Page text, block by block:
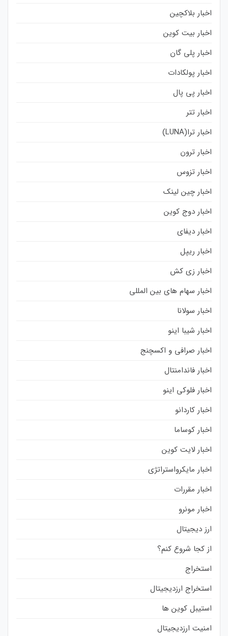
اخبار بلاکچین
اخبار بیت کوین
اخبار پلی گان
اخبار پولکادات
اخبار پی پال
اخبار تتر
اخبار ترا(LUNA)
اخبار ترون
اخبار تزوس
اخبار چین لینک
اخبار دوج کوین
اخبار دیفای
اخبار ریپل
اخبار زی کش
اخبار سهام های بین المللی
اخبار سولانا
اخبار شیبا اینو
اخبار صرافی و اکسچنج
اخبار فاندامنتال
اخبار فلوکی اینو
اخبار کاردانو
اخبار کوساما
اخبار لایت کوین
اخبار مایکرواستراتژی
اخبار مقررات
اخبار مونرو
ارز دیجیتال
از کجا شروع کنم؟
استخراج
استخراج ارزدیجیتال
استیبل کوین ها
امنیت ارزدیجیتال